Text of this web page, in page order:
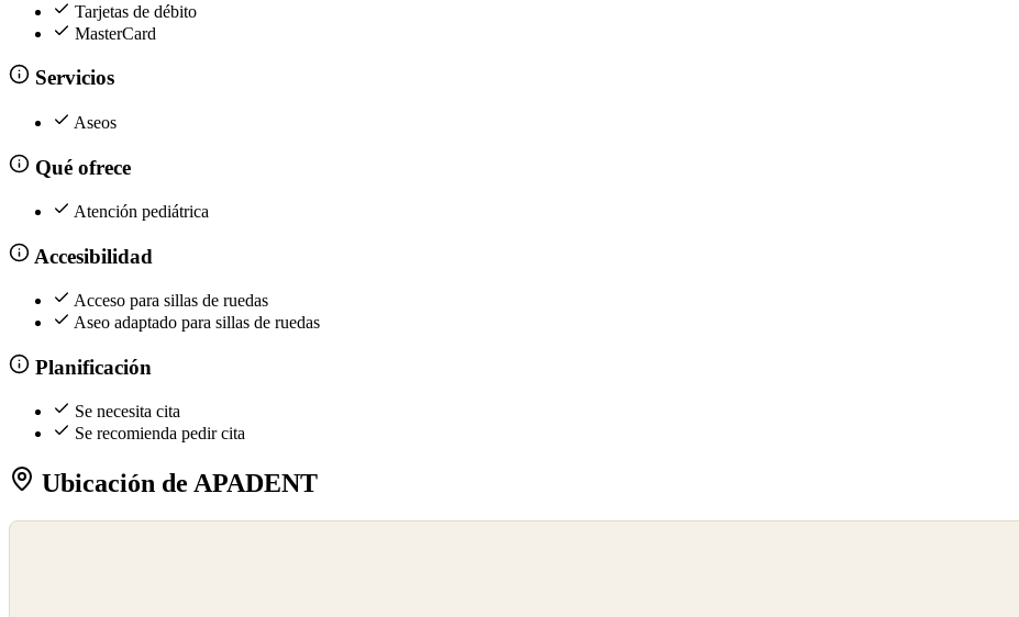
Tarjetas de débito
MasterCard
Servicios
Aseos
Qué ofrece
Atención pediátrica
Accesibilidad
Acceso para sillas de ruedas
Aseo adaptado para sillas de ruedas
Planificación
Se necesita cita
Se recomienda pedir cita
Ubicación de APADENT